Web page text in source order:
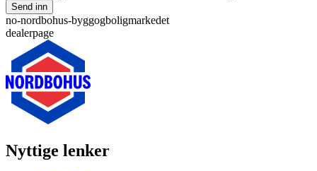
Send inn
no-nordbohus-byggogboligmarkedet
dealerpage
Nyttige lenker